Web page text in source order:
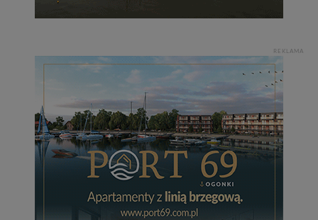
REKLAMA